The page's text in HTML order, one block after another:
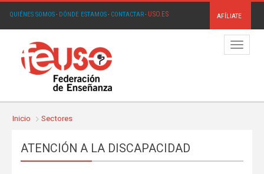
QUIÉNES SOMOS· DÓNDE ESTAMOS· CONTACTAR· USO.ES AFÍLIATE
Menú
Inicio Sectores
ATENCIÓN A LA DISCAPACIDAD